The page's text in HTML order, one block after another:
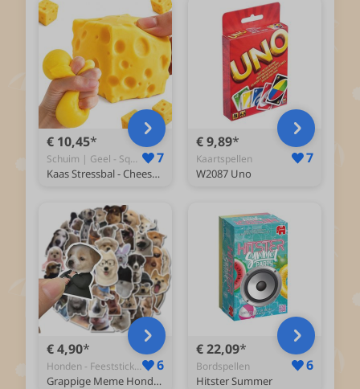
€ 10,45
Schuim | Geel - Squishy 7
Kaas Stressbal - Cheese Squishy - Antistress Speelgoed – Zacht Knijp Speeltje – Geel – Voor Kinderen & Volwassenen
€ 9,89
Kaartspellen 7
W2087 Uno
€ 4,90
Honden - Feeststicker 6
Grappige Meme Honden Stickers 40 Stuks | Dieren Stickers | Hond Dogg Puppy | Humor | Stickers Kinderen Volwassenen
€ 22,09
Bordspellen 6
Hitster Summer